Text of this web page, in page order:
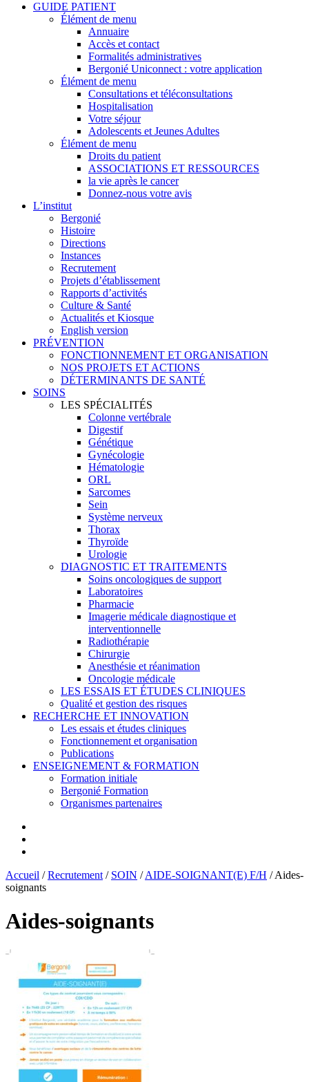
GUIDE PATIENT
Élément de menu
Annuaire
Accès et contact
Formalités administratives
Bergonié Uniconnect : votre application
Élément de menu
Consultations et téléconsultations
Hospitalisation
Votre séjour
Adolescents et Jeunes Adultes
Élément de menu
Droits du patient
ASSOCIATIONS ET RESSOURCES
la vie après le cancer
Donnez-nous votre avis
L’institut
Bergonié
Histoire
Directions
Instances
Recrutement
Projets d’établissement
Rapports d’activités
Culture & Santé
Actualités et Kiosque
English version
PRÉVENTION
FONCTIONNEMENT ET ORGANISATION
NOS PROJETS ET ACTIONS
DÉTERMINANTS DE SANTÉ
SOINS
LES SPÉCIALITÉS
Colonne vertébrale
Digestif
Génétique
Gynécologie
Hématologie
ORL
Sarcomes
Sein
Système nerveux
Thorax
Thyroïde
Urologie
DIAGNOSTIC ET TRAITEMENTS
Soins oncologiques de support
Laboratoires
Pharmacie
Imagerie médicale diagnostique et
interventionnelle
Radiothérapie
Chirurgie
Anesthésie et réanimation
Oncologie médicale
LES ESSAIS ET ÉTUDES CLINIQUES
Qualité et gestion des risques
RECHERCHE ET INNOVATION
Les essais et études cliniques
Fonctionnement et organisation
Publications
ENSEIGNEMENT & FORMATION
Formation initiale
Bergonié Formation
Organismes partenaires
Accueil /Recrutement / SOIN /AIDE-SOIGNANT(E) F/H /Aides-
soignants
Aides-soignants